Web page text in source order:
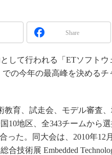
日本ものづくりワールド
AUTOMOTIVE WORLD
産業オープンネット展
Windows
車載ソフト開発
ISO26262
インダストリ
製造業ビッグ
Share
して行われる「ETソフトウ
の今年の最高峰を決める
育、試走会、モデル審査
10地区、全343チームから
った。同大会は、2010年12
技術展 Embedded